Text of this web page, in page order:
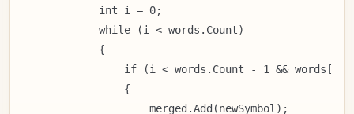
            int i = 0;
            while (i < words.Count)
            {
if (i < words.Count - 1 &&
                {
                    merged.Add(newSymbol);